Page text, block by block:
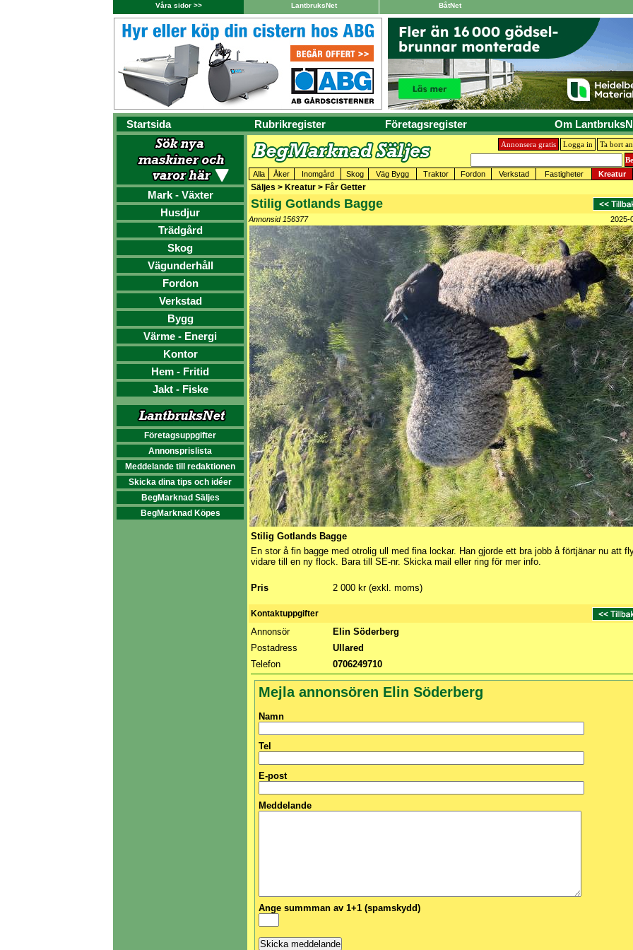
Våra sidor >> LantbruksNet BåtNet
Startsida Rubrikregister Företagsregister Om
Mark - Växter
Husdjur
Trädgård
Skog
Vägunderhåll
Fordon
Verkstad
Bygg
Värme - Energi
Kontor
Hem - Fritid
Jakt - Fiske
Företagsuppgifter
Annonsprislista
Meddelande till redaktionen
Skicka dina tips och idéer
BegMarknad Säljes
BegMarknad Köpes
Annonsera gratis Logga in Ta bort
Alla Åker Inomgård Skog Väg Bygg Traktor Fordon Verkstad Fastigheter Kreatur
Säljes > Kreatur > Får Getter
Stilig Gotlands Bagge
Annonsid 156377 2025-
Stilig Gotlands Bagge
En stor å fin bagge med otrolig ull med fina lockar. Han gjorde ett bra jobb å förtjänar nu att
vidare till en ny flock. Bara till SE-nr. Skicka mail eller ring för mer info.
Pris 2 000 kr (exkl. moms)
Kontaktuppgifter
Annonsör
Elin Söderberg
Postadress
Ullared
Telefon
0706249710
Mejla annonsören Elin Söderberg
Namn
Tel
E-post
Meddelande
Ange summman av 1+1 (spamskydd)